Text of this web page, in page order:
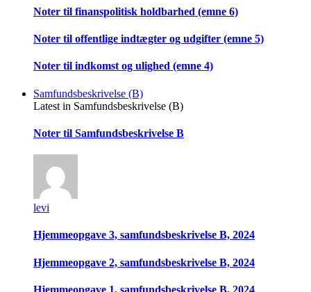
Noter til finanspolitisk holdbarhed (emne 6)
Noter til offentlige indtægter og udgifter (emne 5)
Noter til indkomst og ulighed (emne 4)
Samfundsbeskrivelse (B)
Latest in Samfundsbeskrivelse (B)
Noter til Samfundsbeskrivelse B
levi
Hjemmeopgave 3, samfundsbeskrivelse B, 2024
Hjemmeopgave 2, samfundsbeskrivelse B, 2024
Hjemmeopgave 1, samfundsbeskrivelse B, 2024